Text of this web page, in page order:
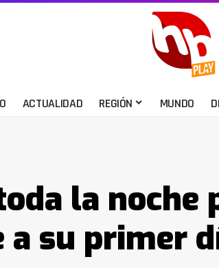
ACTUALIDAD REGIÓN MUNDO
la noche
su primer